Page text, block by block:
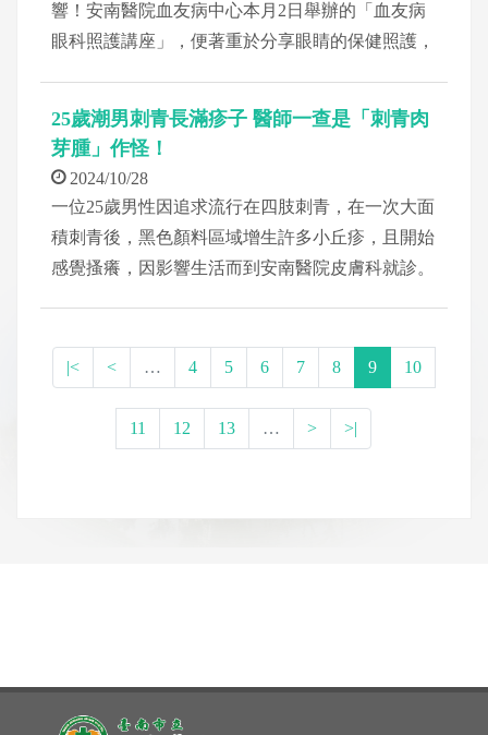
響！安南醫院血友病中心本月2日舉辦的「血友病
眼科照護講座」，便著重於分享眼睛的保健照護，
施。
25歲潮男刺青長滿疹子 醫師一查是「刺青肉
芽腫」作怪！
2024/10/28
一位25歲男性因追求流行在四肢刺青，在一次大面
積刺青後，黑色顏料區域增生許多小丘疹，且開始
感覺搔癢，因影響生活而到安南醫院皮膚科就診。
起刺青肉芽腫反應所致。後續經系統性治療（口服
藥物1個月），外觀已恢復正常，不適症狀也得到
|< < … 4 5 6 7 8 9 10
11 12 13 … > >|